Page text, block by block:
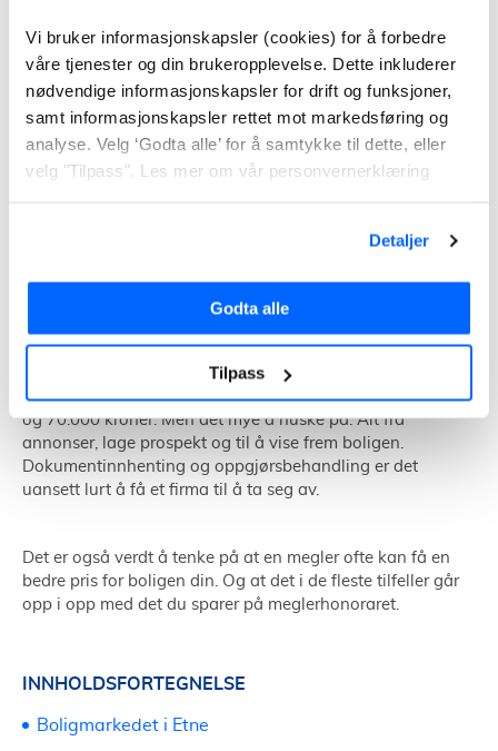
Vi bruker informasjonskapsler (cookies) for å forbedre
våre tjenester og din brukeropplevelse. Dette inkluderer
nødvendige informasjonskapsler for drift og funksjoner,
samt informasjonskapsler rettet mot markedsføring og
analyse. Velg ‘Godta alle’ for å samtykke til dette, eller
velg "Tilpass". Les mer om vår personvernerklæring
Detaljer
Godta alle
Tilpass
For mange kan en eiendomsmegler virke som sløsing av
penger. Tar du jobben selv kan du jo spare mellom 50.000
og 70.000 kroner. Men det mye å huske på. Alt fra
annonser, lage prospekt og til å vise frem boligen.
Dokumentinnhenting og oppgjørsbehandling er det
uansett lurt å få et firma til å ta seg av.
Det er også verdt å tenke på at en megler ofte kan få en
bedre pris for boligen din. Og at det i de fleste tilfeller går
opp i opp med det du sparer på meglerhonoraret.
INNHOLDSFORTEGNELSE
Boligmarkedet i Etne